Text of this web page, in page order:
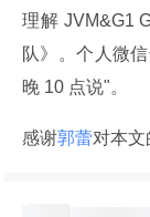
理解 JVM&G1
队》。个人微
晚 10 点说"。
感谢郭蕾对本文